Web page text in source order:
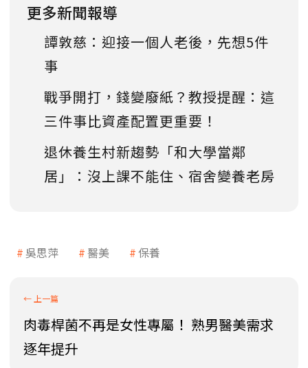
更多新聞報導
譚敦慈：迎接一個人老後，先想5件
事
戰爭開打，錢變廢紙？教授提醒：這
三件事比資產配置更重要！
退休養生村新趨勢「和大學當鄰
居」：沒上課不能住、宿舍變養老房
吳思萍 醫美 保養
肉毒桿菌不再是女性專屬！ 熟男醫美需求
逐年提升